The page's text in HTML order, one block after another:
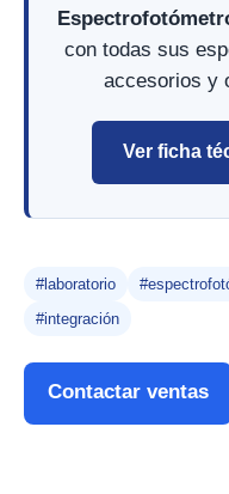
con todas sus
accesorios y
Ver ficha
#laboratorio
#integración
Contactar ventas